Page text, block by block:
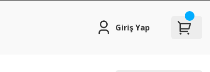
Giriş Yap